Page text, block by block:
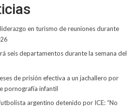
en turismo de reuniones durante
seis departamentos durante la semana del
de prisión efectiva a un jachallero por
pornografía infantil
argentino detenido por ICE: “No